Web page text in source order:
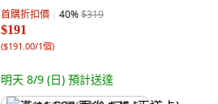
首購折扣價 40%$319
$191
($191.00/1個)
明天 8/9 (日) 預計送達